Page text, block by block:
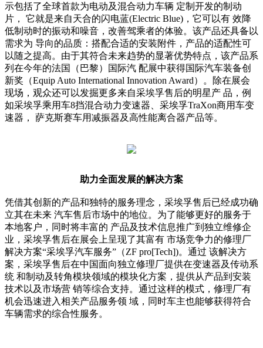
示包括了全球首款为电动及混合动力车辆 定制开发的制动
片， 它就是来自天合的闪电蓝(Electric Blue)，它可以有 效降
低制动时的振动和噪音，改善驾乘者的体验。该产品还具备以
需求为 导向的品质：搭配合适的安装附件，产品的适配性可
以随之提高。由于其符合未来趋势的显著优势特点，该产品系
列在今年的法国（巴黎）国际汽 配展中获得国际汽车装备创
新奖（Equip Auto International Innovation Award）。除在展会
现场，观众还可以发掘更多来自采埃孚售后的明星产 品，例
如采埃孚乘用车8挡混合动力变速器、采埃孚TraXon商用车变
速器， 萨克斯赛车用减振器及高性能离合器产品等。
助力全面发展的解决方案
凭借其创新的产品和独特的服务理念，采埃孚售后已经成功确
立其在未来 汽车售后市场中的地位。为了能够更好的服务于
本地客户，同时将丰富的 产品及技术信息推广到独立维修企
业，采埃孚售后在展会上呈现了其富有 市场竞争力的修理厂
解决方案“采埃孚汽车服务”（ZF pro[Tech])。通过 该解决方
案，采埃孚售后在中国面向独立修理厂提供在变速器及传动系
统 和制动及转角模块领域的模块化方案，提供从产品到安装
技术以及市场营 销等综合支持。通过这样的模式，修理厂有
机会迅速进入相关产品服务领 域，同时车主也能够获得符合
车辆需求的综合性服务。